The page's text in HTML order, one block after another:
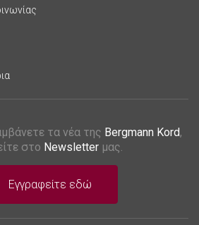
τα νέα της Bergmann Kord,
στο Newsletterμας.
Εγγραφείτε εδώ